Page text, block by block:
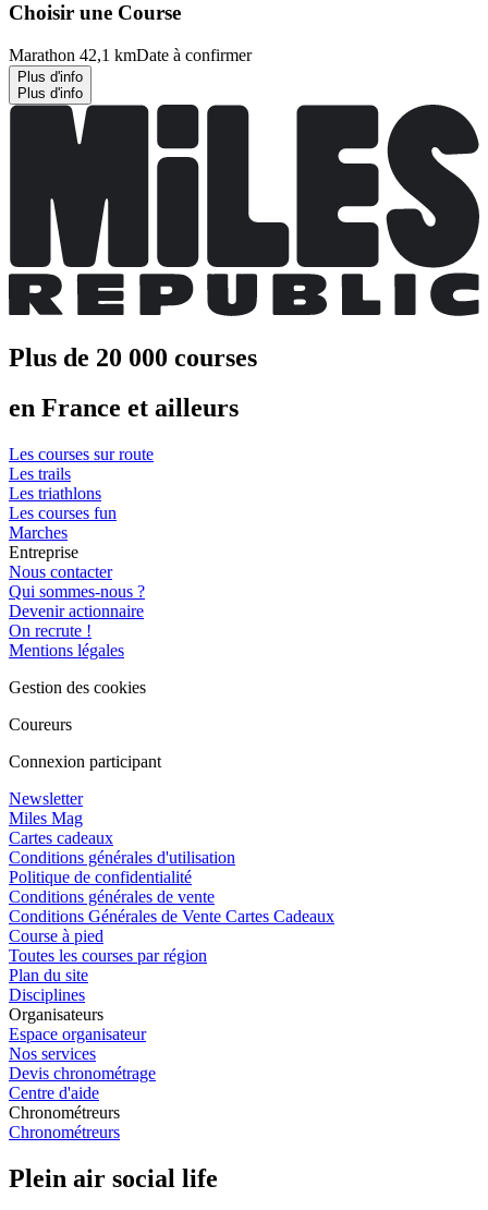
Choisir une Course
Marathon 42,1 kmDate à confirmer
Plus d'info
Plus d'info
Plus de 20 000 courses
en France et ailleurs
Les courses sur route
Les trails
Les triathlons
Les courses fun
Marches
Entreprise
Nous contacter
Qui sommes-nous ?
Devenir actionnaire
On recrute !
Mentions légales
Gestion des cookies
Coureurs
Connexion participant
Newsletter
Miles Mag
Cartes cadeaux
Conditions générales d'utilisation
Politique de confidentialité
Conditions générales de vente
Conditions Générales de Vente Cartes Cadeaux
Course à pied
Toutes les courses par région
Plan du site
Disciplines
Organisateurs
Espace organisateur
Nos services
Devis chronométrage
Centre d'aide
Chronométreurs
Chronométreurs
Plein air social life